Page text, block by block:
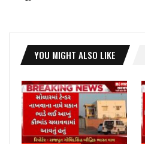
YOU MIGHT ALSO LIKE